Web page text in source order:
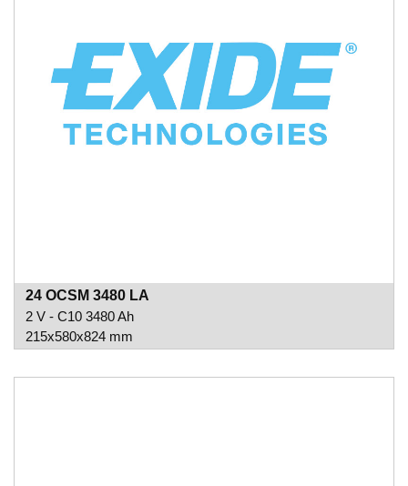
24 OCSM 3480 LA
2 V - C10 3480 Ah
215x580x824 mm